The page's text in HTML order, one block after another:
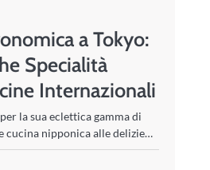
a Tokyo:
Specialità
Internazionali
la sua eclettica gamma di
cucina nipponica alle delizie…